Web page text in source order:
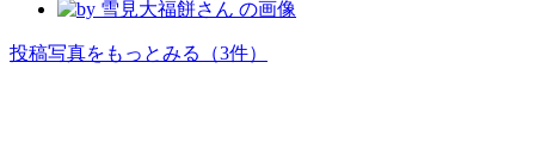
投稿写真をもっとみる （3件）